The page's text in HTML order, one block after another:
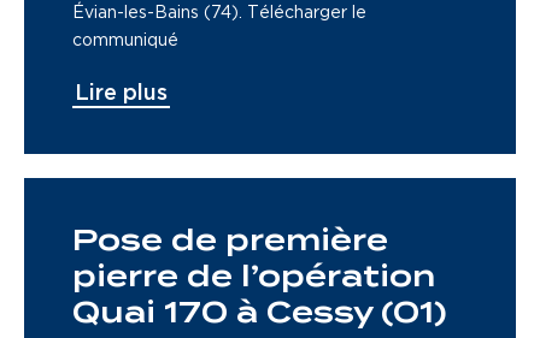
Évian-les-Bains (74). Télécharger le
communiqué
Lire plus
Pose de première
pierre de l’opération
Quai 170 à Cessy (01)